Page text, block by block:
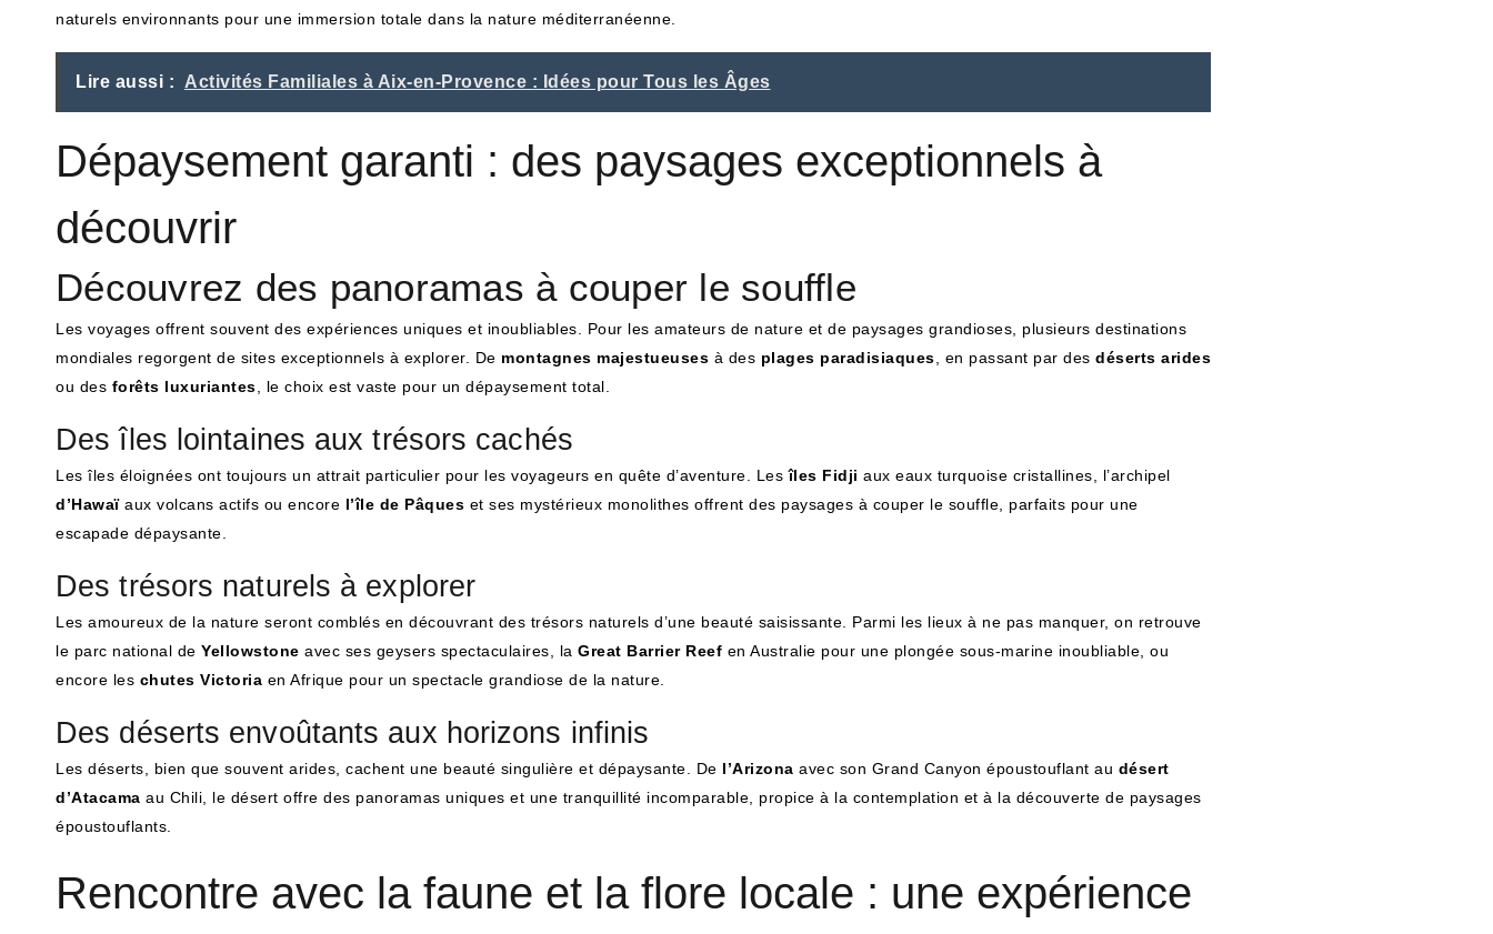
naturels environnants pour une immersion totale dans la nature méditerranéenne.
Lire aussi : Activités Familiales à Aix-en-Provence : Idées pour Tous les Âges
Dépaysement garanti : des paysages exceptionnels à
découvrir
Découvrez des panoramas à couper le souffle
Les voyages offrent souvent des expériences uniques et inoubliables. Pour les amateurs de nature et de paysages grandioses, plusieurs destinations
mondiales regorgent de sites exceptionnels à explorer. De montagnes majestueuses à des plages paradisiaques , en passant par des déserts arides
ou des forêts luxuriantes , le choix est vaste pour un dépaysement total.
Des îles lointaines aux trésors cachés
Les îles éloignées ont toujours un attrait particulier pour les voyageurs en quête d’aventure. Lesîles Fidji aux eaux turquoise cristallines, l’archipel
d’Hawaïaux volcans actifs ou encore l’île de Pâques et ses mystérieux monolithes offrent des paysages à couper le souffle, parfaits pour une
escapade dépaysante.
Des trésors naturels à explorer
Les amoureux de la nature seront comblés en découvrant des trésors naturels d’une beauté saisissante. Parmi les lieux à ne pas manquer, on retrouve
le parc national de Yellowstone avec ses geysers spectaculaires, la Great Barrier Reef en Australie pour une plongée sous-marine inoubliable, ou
encore les chutes Victoria en Afrique pour un spectacle grandiose de la nature.
Des déserts envoûtants aux horizons infinis
Les déserts, bien que souvent arides, cachent une beauté singulière et dépaysante. De l’Arizona avec son Grand Canyon époustouflant au désert
d’Atacama au Chili, le désert offre des panoramas uniques et une tranquillité incomparable, propice à la contemplation et à la découverte de paysages
époustouflants.
Rencontre avec la faune et la flore locale : une expérience